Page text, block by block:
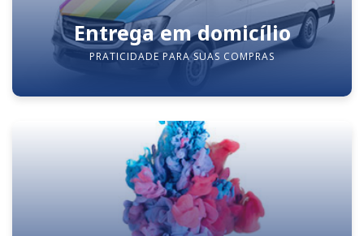
Entrega em domicílio
PRATICIDADE PARA SUAS COMPRAS